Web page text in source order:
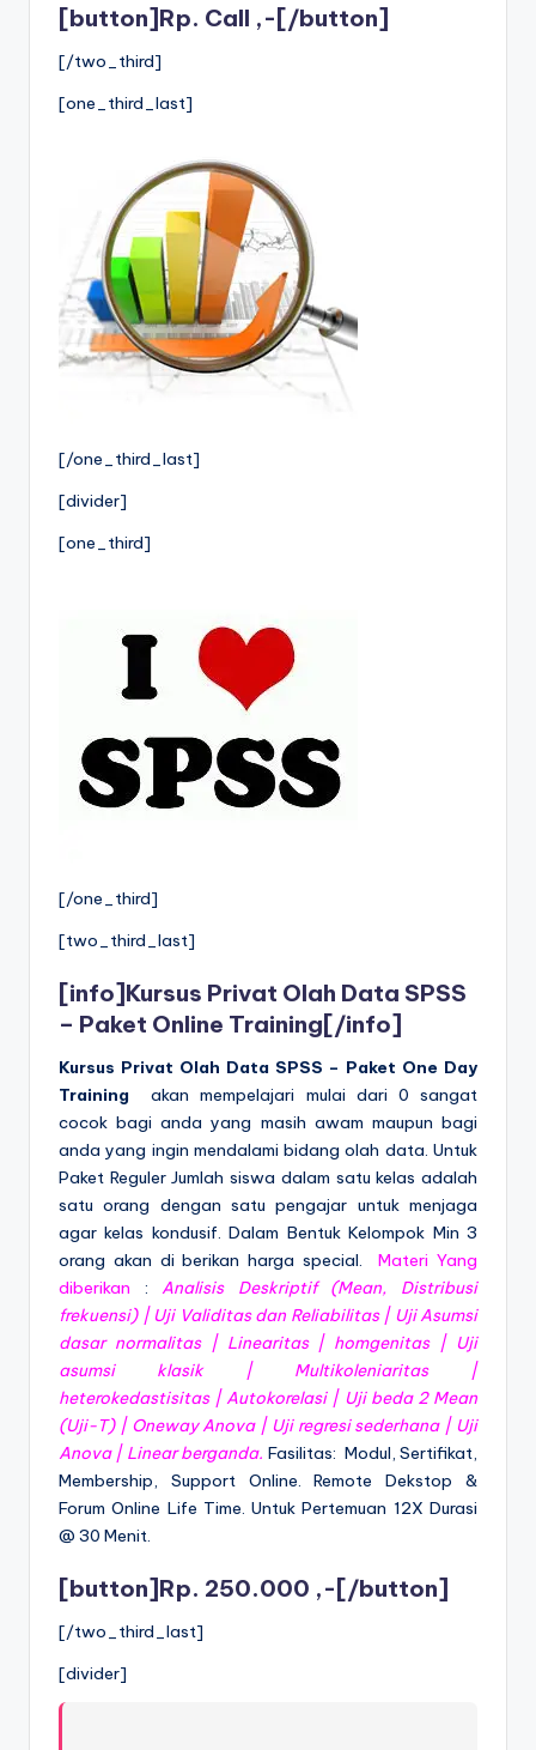
[button]Rp. Call ,-[/button]
[/two_third]
[one_third_last]
[/one_third_last]
[divider]
[one_third]
[/one_third]
[two_third_last]
[info] Kursus Privat Olah Data SPSS
– Paket Online Training [/info]
Kursus Privat Olah Data SPSS – Paket One Day
Training
akan mempelajari mulai dari 0 sangat
cocok bagi anda yang masih awam maupun bagi
anda yang ingin mendalami bidang olah data. Untuk
Paket Reguler Jumlah siswa dalam satu kelas adalah
satu orang dengan satu pengajar untuk menjaga
agar kelas kondusif. Dalam Bentuk Kelompok Min 3
orang akan di berikan harga special.Materi Yang
diberikan :Analisis Deskriptif (Mean, Distribusi
frekuensi) | Uji Validitas dan Reliabilitas | Uji Asumsi
dasar normalitas | Linearitas | homgenitas | Uji
asumsi klasik | Multikoleniaritas |
heterokedastisitas | Autokorelasi | Uji beda 2 Mean
(Uji-T) | Oneway Anova | Uji regresi sederhana | Uji
Anova | Linear berganda. Fasilitas: Modul, Sertifikat,
Membership, Support Online. Remote Dekstop &
Forum Online Life Time. Untuk Pertemuan 12X Durasi
@ 30 Menit.
[button]Rp. 250.000 ,-[/button]
[/two_third_last]
[divider]